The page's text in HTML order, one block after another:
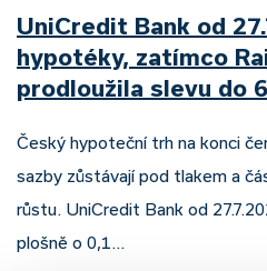
UniCredit Bank od
hypotéky, zatímco
prodloužila slevu do
Český hypoteční trh na konci
sazby zůstávají pod tlakem a
růstu. UniCredit Bank od
plošně o 0,1…